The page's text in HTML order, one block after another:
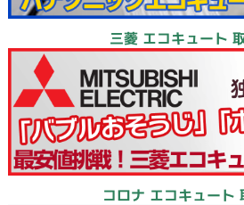
三菱 エコキュート
コロナ エコキュート